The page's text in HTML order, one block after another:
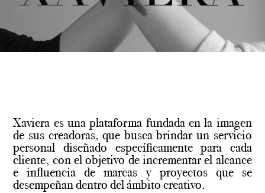
Xaviera es una plataforma fundada en la imagen
de sus creadoras, que busca brindar un servicio
personal diseñado específicamente para cada
cliente, con el objetivo de incrementar el alcance
e influencia de marcas y proyectos que se
desempeñan dentro del ámbito creativo.